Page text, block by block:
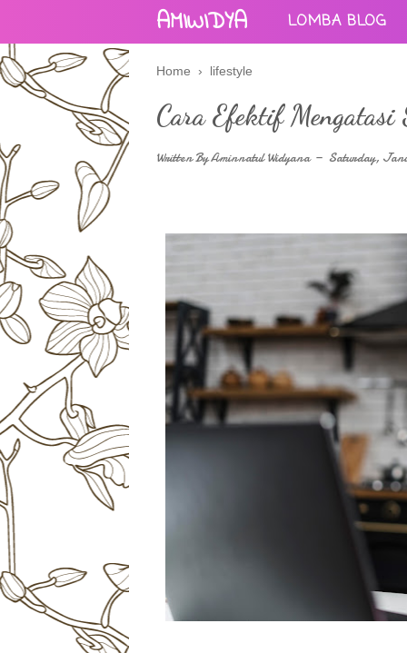
AMIWIDYA LOMBA BLOG
Home › lifestyle
Cara Efektif Mengatasi
Written ByAminnatul Widyana Saturday,